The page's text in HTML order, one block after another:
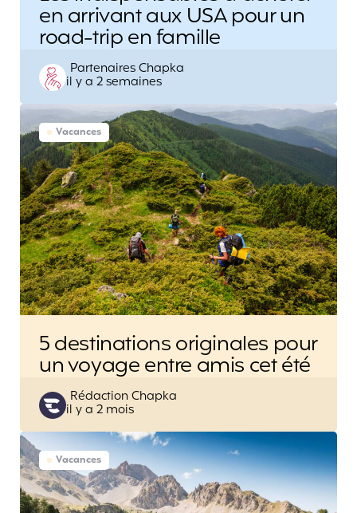
en arrivant aux USA pour un
road-trip en famille
Posted
by
Partenaires Chapka
il y a 2 semaines
Vacances
5 destinations originales pour
un voyage entre amis cet été
Posted
by
Rédaction Chapka
il y a 2 mois
Vacances